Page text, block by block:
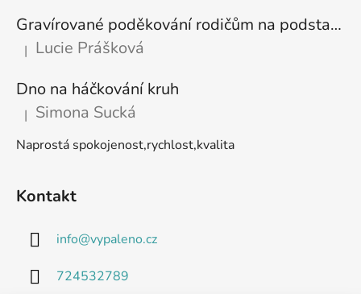
Gravírované poděkování rodičům na podstavci
Hodnocení produktu je 5 z 5 hvězdiček.
| Lucie Prášková
Dno na háčkování kruh
Hodnocení produktu je 5 z 5 hvězdiček.
| Simona Sucká
Naprostá spokojenost,rychlost,kvalita
Kontakt
info@vypaleno.cz
724532789